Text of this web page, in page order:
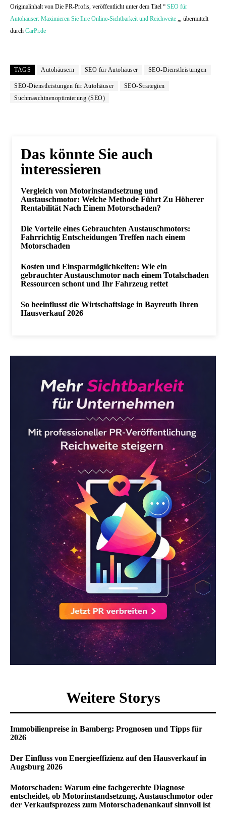
Originalinhalt von Die PR-Profis, veröffentlicht unter dem Titel “ SEO für
Autohäuser: Maximieren Sie Ihre Online-Sichtbarkeit und Reichweite „, übermittelt
durch CarPr.de
TAGS Autohäusern SEO für Autohäuser SEO-Dienstleistungen
SEO-Dienstleistungen für Autohäuser
SEO-Strategien
Suchmaschinenoptimierung (SEO)
Das könnte Sie auch
interessieren
Vergleich von Motorinstandsetzung und
Austauschmotor: Welche Methode Führt Zu Höherer
Rentabilität Nach Einem Motorschaden?
Die Vorteile eines Gebrauchten Austauschmotors:
Fahrrichtig Entscheidungen Treffen nach einem
Motorschaden
Kosten und Einsparmöglichkeiten: Wie ein
gebrauchter Austauschmotor nach einem Totalschaden
Ressourcen schont und Ihr Fahrzeug rettet
So beeinflusst die Wirtschaftslage in Bayreuth Ihren
Hausverkauf 2026
Weitere Storys
Immobilienpreise in Bamberg: Prognosen und Tipps für
2026
Der Einfluss von Energieeffizienz auf den Hausverkauf in
Augsburg 2026
Motorschaden: Warum eine fachgerechte Diagnose
entscheidet, ob Motorinstandsetzung, Austauschmotor oder
der Verkaufsprozess zum Motorschadenankauf sinnvoll ist